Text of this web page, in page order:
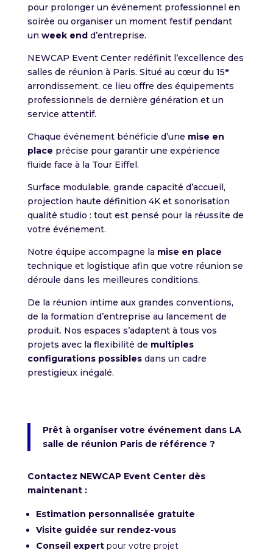
pour prolonger un événement professionnel en
soirée ou organiser un moment festif pendant
un week end d’entreprise.
NEWCAP Event Center redéfinit l’excellence des
salles de réunion à Paris. Situé au cœur du 15ᵉ
arrondissement, ce lieu offre des équipements
professionnels de dernière génération et un
service attentif.
Chaque événement bénéficie d’une mise en
place précise pour garantir une expérience
fluide face à la Tour Eiffel.
Surface modulable, grande capacité d’accueil,
projection haute définition 4K et sonorisation
qualité studio : tout est pensé pour la réussite de
votre événement.
Notre équipe accompagne la mise en place
technique et logistique afin que votre réunion se
déroule dans les meilleures conditions.
De la réunion intime aux grandes conventions,
de la formation d’entreprise au lancement de
produit. Nos espaces s’adaptent à tous vos
projets avec la flexibilité de multiples
configurations possiblesdans un cadre
prestigieux inégalé.
Prêt à organiser votre événement dans LA
salle de réunion Paris de référence ?
Contactez NEWCAP Event Center dès
maintenant :
Estimation personnalisée gratuite
Visite guidée sur rendez-vous
Conseil expertpour votre projet